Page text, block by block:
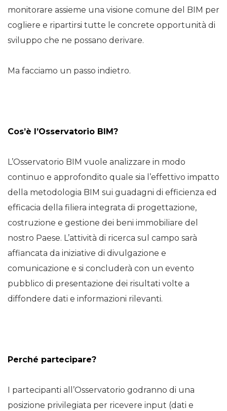
monitorare assieme una visione comune del BIM per
cogliere e ripartirsi tutte le concrete opportunità di
sviluppo che ne possano derivare.
Ma facciamo un passo indietro.
Cos’è l’Osservatorio BIM?
L’Osservatorio BIM vuole analizzare in modo
continuo e approfondito quale sia l’effettivo impatto
della metodologia BIM sui guadagni di efficienza ed
efficacia della filiera integrata di progettazione,
costruzione e gestione dei beni immobiliare del
nostro Paese. L’attività di ricerca sul campo sarà
affiancata da iniziative di divulgazione e
comunicazione e si concluderà con un evento
pubblico di presentazione dei risultati volte a
diffondere dati e informazioni rilevanti.
Perché partecipare?
I partecipanti all’Osservatorio godranno di una
posizione privilegiata per ricevere input (dati e